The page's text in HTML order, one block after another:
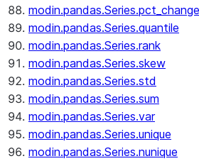
modin.pandas.Series.pct_change
modin.pandas.Series.quantile
modin.pandas.Series.rank
modin.pandas.Series.skew
modin.pandas.Series.std
modin.pandas.Series.sum
modin.pandas.Series.var
modin.pandas.Series.unique
modin.pandas.Series.nunique